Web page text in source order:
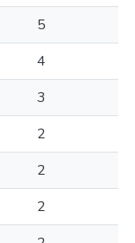
5
4
3
2
2
2